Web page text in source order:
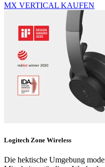
MX VERTICAL KAUFEN
Logitech Zone Wireless
Die hektische Umgebung